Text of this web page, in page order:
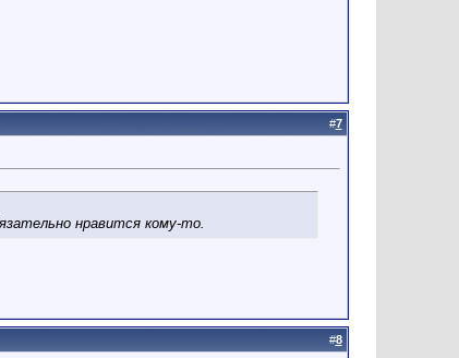
#7
нравится кому-то.
#8